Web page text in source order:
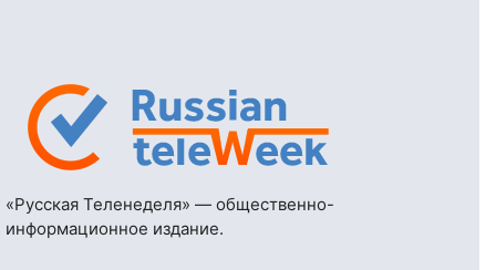
«Русская Теленеделя» — общественно-
информационное издание.